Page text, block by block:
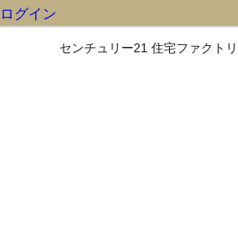
ログイン
センチュリー21 住宅ファクト